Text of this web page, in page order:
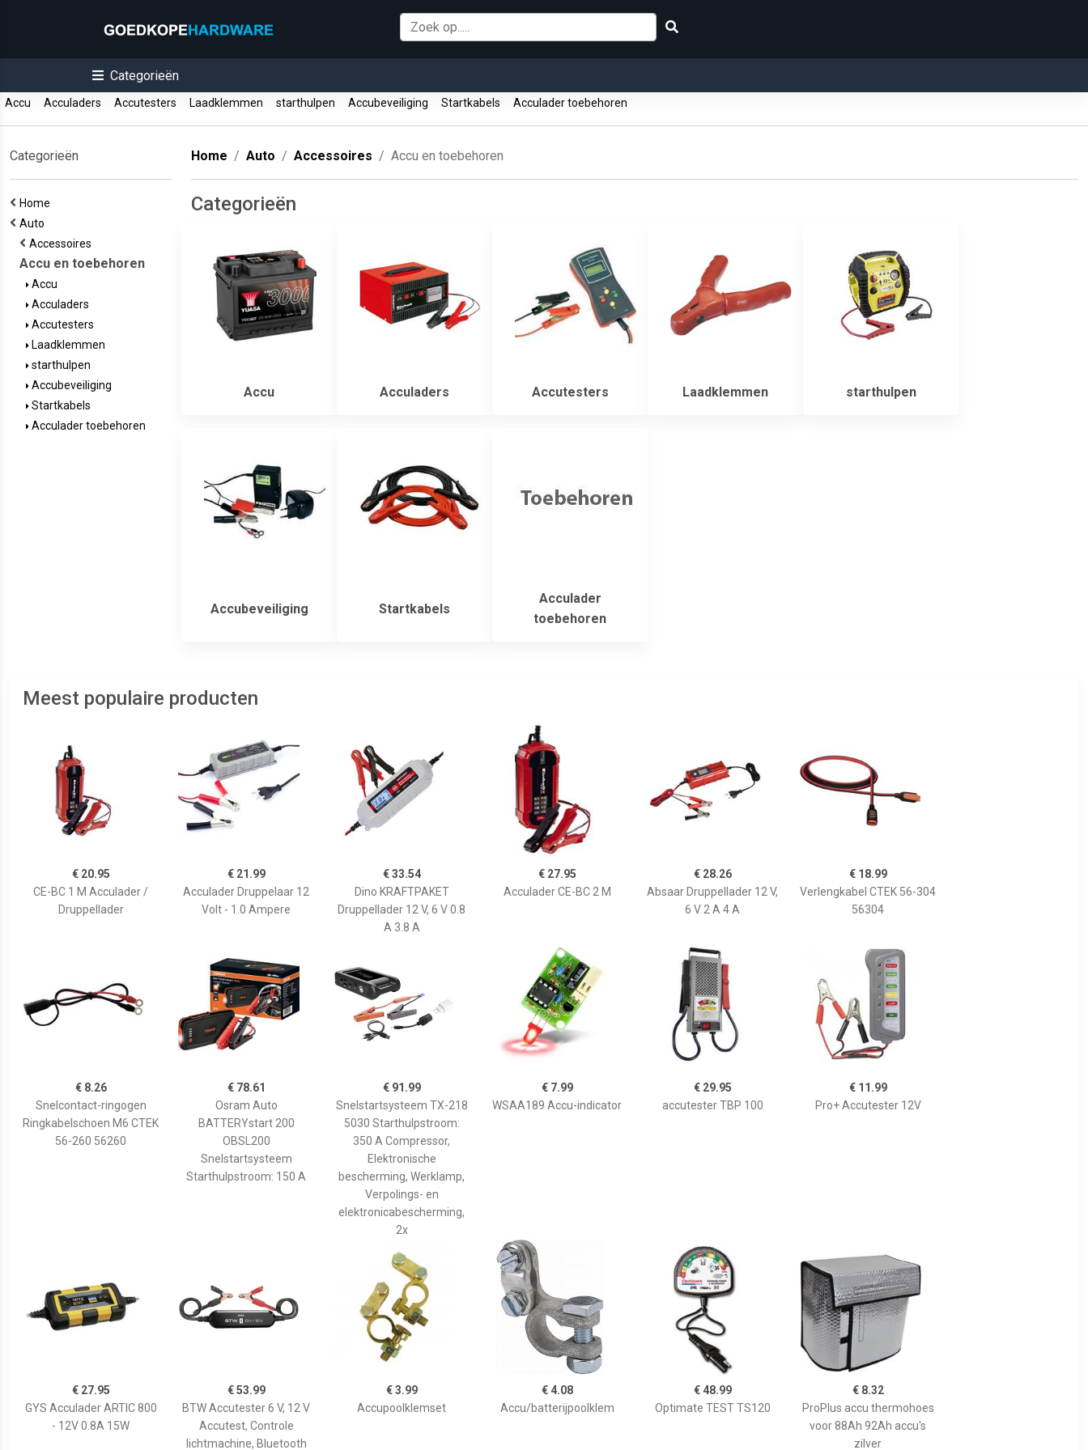
Categorieën
Accu Acculaders Accutesters Laadklemmen starthulpen Accubeveiliging Startkabels Acculader toebehoren
Categorieën
Home
Auto
Accessoires
Accu en toebehoren
Accu
Acculaders
Accutesters
Laadklemmen
starthulpen
Accubeveiliging
Startkabels
Acculader toebehoren
Home Auto Accessoires Accu en toebehoren
Categorieën
Accu Acculaders Accutesters Laadklemmen starthulpen
Accubeveiliging Startkabels
Acculader
toebehoren
Meest populaire producten
€ 20.95
CE-BC 1 M Acculader /
Druppellader
€ 21.99
Acculader Druppelaar 12
Volt - 1.0 Ampere
€ 33.54
Dino KRAFTPAKET
Druppellader 12 V, 6 V 0.8
A 3.8 A
€ 27.95
Acculader CE-BC 2 M
€ 28.26
Absaar Druppellader 12 V,
6 V 2 A 4 A
€ 18.99
Verlengkabel CTEK 56-304
56304
€ 8.26
Snelcontact-ringogen
Ringkabelschoen M6 CTEK
56-260 56260
€ 78.61
Osram Auto
BATTERYstart 200
OBSL200
Snelstartsysteem
Starthulpstroom: 150 A
€ 91.99
Snelstartsysteem TX-218
5030 Starthulpstroom:
350 A Compressor,
Elektronische
bescherming, Werklamp,
Verpolings- en
elektronicabescherming,
2x
€ 7.99
WSAA189 Accu-indicator
€ 29.95
accutester TBP 100
€ 11.99
Pro+ Accutester 12V
€ 27.95
GYS Acculader ARTIC 800
- 12V 0.8A 15W
€ 53.99
BTW Accutester 6 V, 12 V
Accutest, Controle
lichtmachine, Bluetooth
€ 3.99
Accupoolklemset
€ 4.08
Accu/batterijpoolklem
€ 48.99
Optimate TEST TS120
€ 8.32
ProPlus accu thermohoes
voor 88Ah 92Ah accu's
zilver